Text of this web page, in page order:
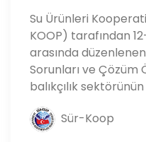
Su Ürünleri
KOOP) tarafından
arasında düzenlenen
Sorunları ve Çözüm
balıkçılık
Sür-Koop